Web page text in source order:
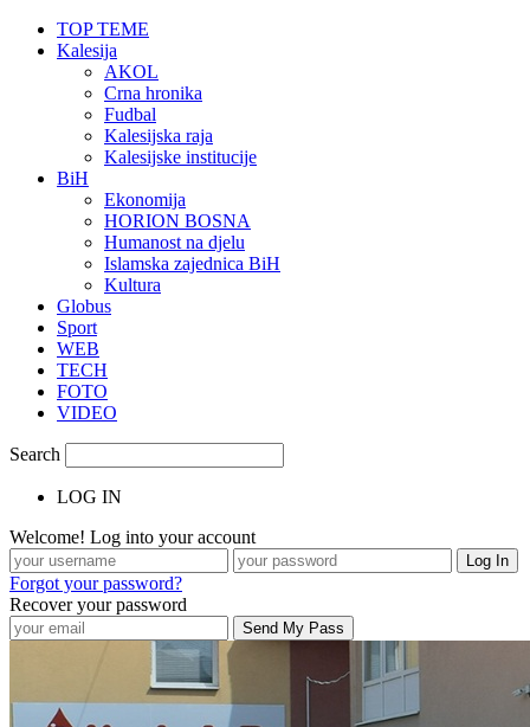
TOP TEME
Kalesija
AKOL
Crna hronika
Fudbal
Kalesijska raja
Kalesijske institucije
BiH
Ekonomija
HORION BOSNA
Humanost na djelu
Islamska zajednica BiH
Kultura
Globus
Sport
WEB
TECH
FOTO
VIDEO
Search
LOG IN
Welcome! Log into your account
Forgot your password?
Recover your password